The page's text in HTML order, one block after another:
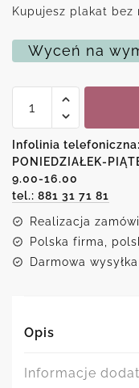
Kupujesz plakat bez
Wyceń na
Czarny
z
napisem
czekolada
to
kakaowiec...
Infolinia telefoniczna:
PONIEDZIAŁEK-
9.00-16.00
tel.: 881 31 71 81
Realizacja
Polska firma,
Darmowa
Opis
Informacje